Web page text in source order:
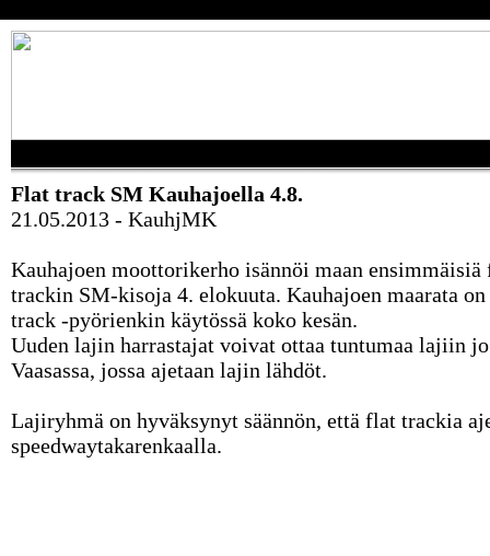
Flat track SM Kauhajoella 4.8.
21.05.2013 - KauhjMK
Kauhajoen moottorikerho isännöi maan ensimmäisiä
trackin SM-kisoja 4. elokuuta. Kauhajoen maarata
track -pyörienkin käytössä koko kesän.
Uuden lajin harrastajat voivat ottaa tuntumaa lajiin
Vaasassa, jossa ajetaan lajin lähdöt.
Lajiryhmä on hyväksynyt säännön, että flat trackia
speedwaytakarenkaalla.